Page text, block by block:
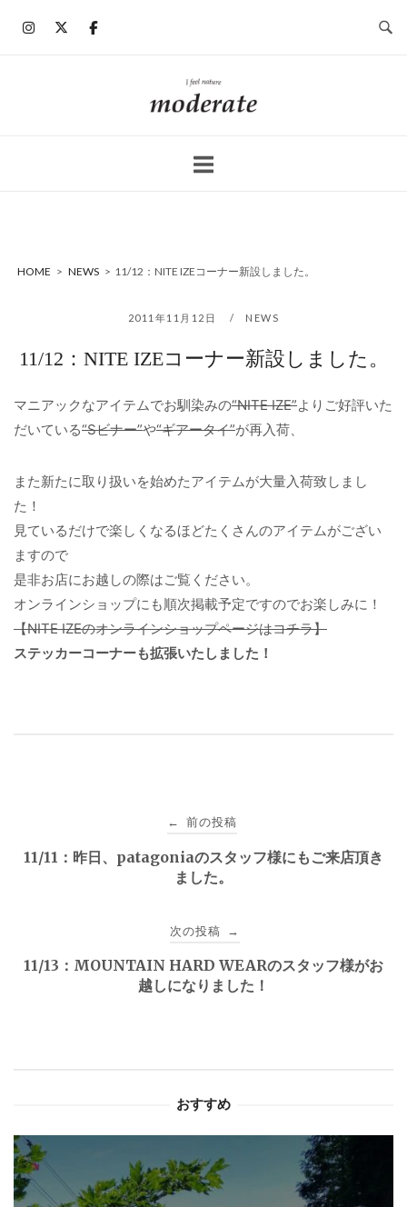
ホ
ー
HOME > NEWS > 11/12：NITE IZEコーナー新設しました。
2011年11月12日 NEWS
11/12：NITE IZEコーナー新設しました。
マニアックなアイテムでお馴染みの“NITE IZE”よりご好評いた
だいている“Sビナー”や“ギアータイ”が再入荷、
また新たに取り扱いを始めたアイテムが大量入荷致しまし
た！
見ているだけで楽しくなるほどたくさんのアイテムがござい
ますので
是非お店にお越しの際はご覧ください。
オンラインショップにも順次掲載予定ですのでお楽しみに！
【NITE IZEのオンラインショップページはコチラ】
ステッカーコーナーも拡張いたしました！
稿
ゲ
← 前の投稿
11/11：昨日、patagoniaのスタッフ様にもご来店頂き
ました。
次の投稿 →
11/13：MOUNTAIN HARD WEARのスタッフ様がお
越しになりました！
おすすめ